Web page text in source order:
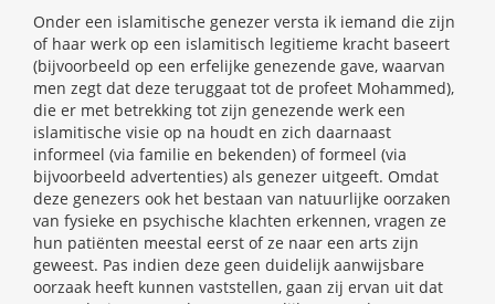
Onder een islamitische genezer versta ik iemand die zijn
of haar werk op een islamitisch legitieme kracht baseert
(bijvoorbeeld op een erfelijke genezende gave, waarvan
men zegt dat deze teruggaat tot de profeet Mohammed),
die er met betrekking tot zijn genezende werk een
islamitische visie op na houdt en zich daarnaast
informeel (via familie en bekenden) of formeel (via
bijvoorbeeld advertenties) als genezer uitgeeft. Omdat
deze genezers ook het bestaan van natuurlijke oorzaken
van fysieke en psychische klachten erkennen, vragen ze
hun patiënten meestal eerst of ze naar een arts zijn
geweest. Pas indien deze geen duidelijk aanwijsbare
oorzaak heeft kunnen vaststellen, gaan zij ervan uit dat